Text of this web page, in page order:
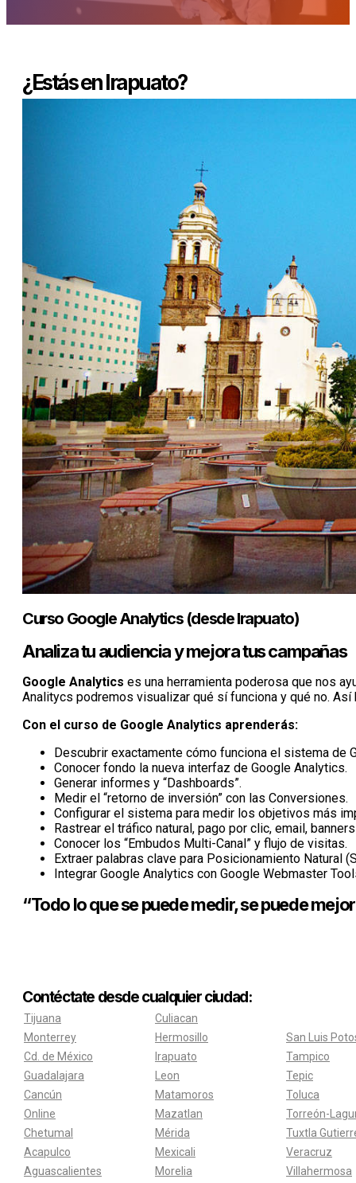
¿Estás en Irapuato?
Curso Google Analytics (desde Irapuato)
Analiza tu audiencia y mejora tus campañas
Google Analytics es una herramienta poderosa que nos
Analitycs podremos visualizar qué sí funciona y qué no.
Con el curso de Google Analytics aprenderás:
Descubrir exactamente cómo funciona el sistema de
Conocer fondo la nueva interfaz de Google Analytics.
Generar informes y “Dashboards”.
Medir el “retorno de inversión” con las Conversiones.
Configurar el sistema para medir los objetivos más
Rastrear el tráfico natural, pago por clic, email,
Conocer los “Embudos Multi-Canal” y flujo de visitas.
Extraer palabras clave para Posicionamiento Natural
Integrar Google Analytics con Google Webmaster
“Todo lo que se puede medir, se puede
Contéctate desde cualquier ciudad:
Tijuana
Monterrey
Cd. de México
Guadalajara
Cancún
Online
Chetumal
Acapulco
Aguascalientes
Culiacan
Hermosillo
Irapuato
Leon
Matamoros
Mazatlan
Mérida
Mexicali
Morelia
San Luis
Tampico
Tepic
Toluca
Torreón-
Tuxtla
Veracruz
Villahermosa